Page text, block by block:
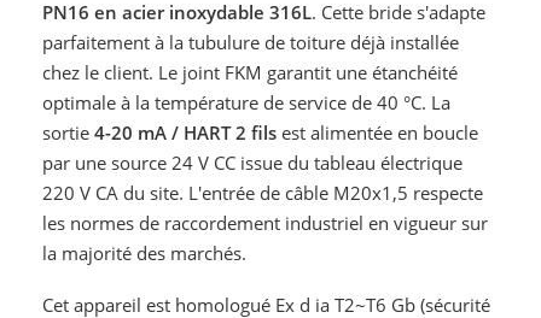
PN16 en acier inoxydable 316L. Cette bride s'adapte
parfaitement à la tubulure de toiture déjà installée
chez le client. Le joint FKM garantit une étanchéité
optimale à la température de service de 40 °C. La
sortie 4-20 mA / HART 2 filsest alimentée en boucle
par une source 24 V CC issue du tableau électrique
220 V CA du site. L'entrée de câble M20x1,5 respecte
les normes de raccordement industriel en vigueur sur
la majorité des marchés.
Cet appareil est homologué Ex d ia T2~T6 Gb (sécurité